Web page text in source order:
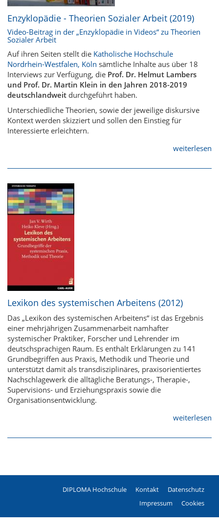
Enzyklopädie - Theorien Sozialer Arbeit (2019)
Video-Beitrag in der „Enzyklopädie in Videos“ zu Theorien
Sozialer Arbeit
Auf ihren Seiten stellt die Katholische Hochschule
Nordrhein-Westfalen, Köln sämtliche Inhalte aus über 18
Interviews zur Verfügung, die Prof. Dr. Helmut Lambers
und Prof. Dr. Martin Klein in den Jahren 2018-2019
deutschlandweit durchgeführt haben.
Unterschiedliche Theorien, sowie der jeweilige diskursive
Kontext werden skizziert und sollen den Einstieg für
Interessierte erleichtern.
weiterlesen
Lexikon des systemischen Arbeitens (2012)
Das „Lexikon des systemischen Arbeitens“ ist das Ergebnis
einer mehrjährigen Zusammenarbeit namhafter
systemischer Praktiker, Forscher und Lehrender im
deutschsprachigen Raum. Es enthält Erklärungen zu 141
Grundbegriffen aus Praxis, Methodik und Theorie und
unterstützt damit als transdisziplinäres, praxisorientiertes
Nachschlagewerk die alltägliche Beratungs-, Therapie-,
Supervisions- und Erziehungspraxis sowie die
Organisationsentwicklung.
weiterlesen
DIPLOMA Hochschule Kontakt
Datenschutz
Impressum
Cookies